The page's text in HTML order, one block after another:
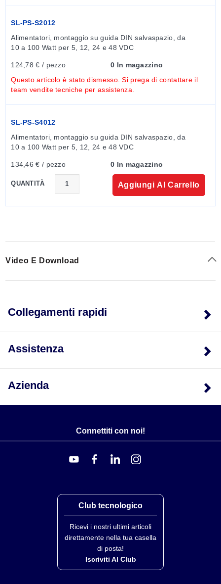
SL-PS-S2012
Alimentatori, montaggio su guida DIN salvaspazio, da
10 a 100 Watt per 5, 12, 24 e 48 VDC
124,78 € / pezzo
0 In magazzino
Questo articolo è stato dismesso. Si prega di contattare il
team vendite tecniche per assistenza.
SL-PS-S4012
Alimentatori, montaggio su guida DIN salvaspazio, da
10 a 100 Watt per 5, 12, 24 e 48 VDC
134,46 € / pezzo 0 In magazzino
QUANTITÀ Aggiungi Al Carrello
Video E Download
Collegamenti rapidi
Assistenza
Azienda
Connettiti con noi!
Club tecnologico
Ricevi i nostri ultimi articoli
direttamente nella tua casella
di posta!
Iscriviti Al Club